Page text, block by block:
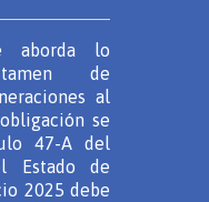
aborda lo
de
al
se
47-A del
Estado de
2025 debe